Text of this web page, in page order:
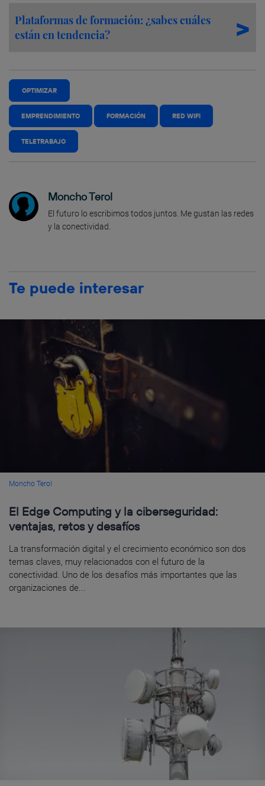
Plataformas de formación: ¿sabes cuáles
están en tendencia?
OPTIMIZAR
EMPRENDIMIENTO FORMACIÓN RED WIFI
TELETRABAJO
Moncho Terol
El futuro lo escribimos todos juntos. Me gustan las redes
y la conectividad.
Te puede interesar
Moncho Terol
El Edge Computing y la ciberseguridad:
ventajas, retos y desafíos
La transformación digital y el crecimiento económico son dos
temas claves, muy relacionados con el futuro de la
conectividad. Uno de los desafíos más importantes que las
organizaciones de...